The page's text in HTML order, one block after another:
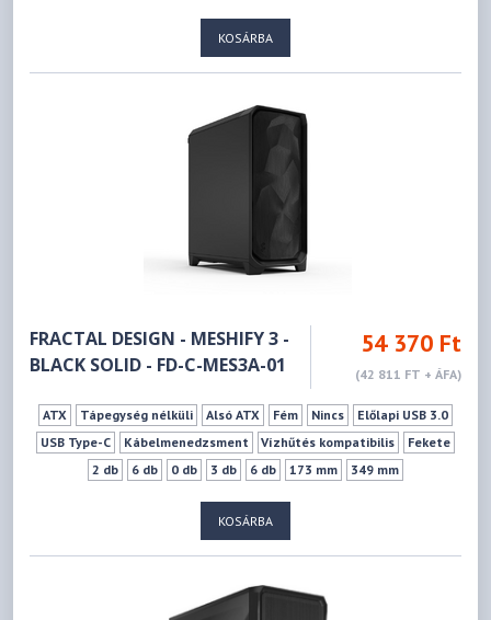
KOSÁRBA
FRACTAL DESIGN - MESHIFY 3 -
BLACK SOLID - FD-C-MES3A-01
54 370 Ft
(42 811 FT + ÁFA)
ATX Tápegység nélküli Alsó ATX Fém Nincs
Előlapi USB 3.0
USB Type-C
Kábelmenedzsment Vízhűtés kompatibilis
Fekete
2 db
6 db 0 db 3 db 6 db 173 mm 349 mm
KOSÁRBA